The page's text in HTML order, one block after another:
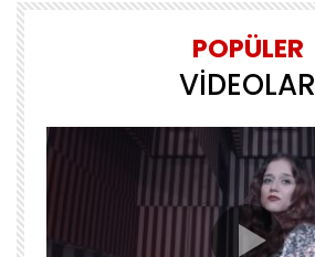
POPÜLER
VİDEOLAR